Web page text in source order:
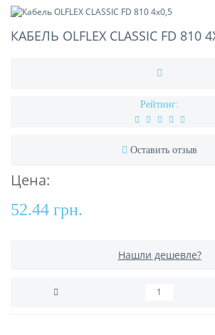
КАБЕЛЬ OLFLEX CLASSIC FD 810
Рейтинг:
Оставить отзыв
Цена:
52.44 грн.
Нашли дешевле?